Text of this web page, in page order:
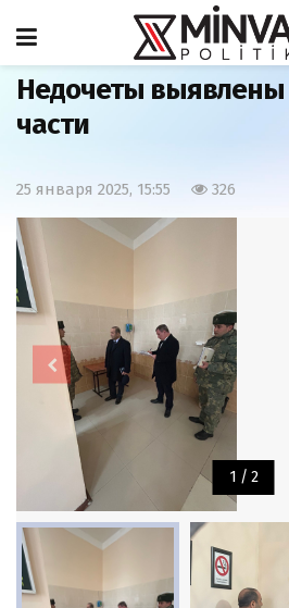
Главная Наша жизнь
Недочеты выявлены
части
25 января 2025, 15:55 326
1 / 2